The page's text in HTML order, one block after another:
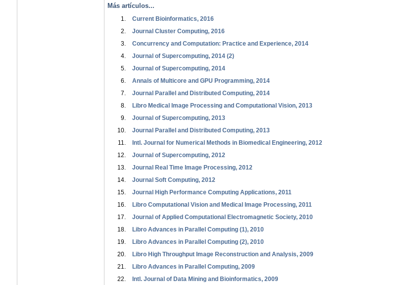
Más artículos...
Current Bioinformatics, 2016
Journal Cluster Computing, 2016
Concurrency and Computation: Practice and Experience, 2014
Journal of Supercomputing, 2014 (2)
Journal of Supercomputing, 2014
Annals of Multicore and GPU Programming, 2014
Journal Parallel and Distributed Computing, 2014
Libro Medical Image Processing and Computational Vision, 2013
Journal of Supercomputing, 2013
Journal Parallel and Distributed Computing, 2013
Intl. Journal for Numerical Methods in Biomedical Engineering, 2012
Journal of Supercomputing, 2012
Journal Real Time Image Processing, 2012
Journal Soft Computing, 2012
Journal High Performance Computing Applications, 2011
Libro Computational Vision and Medical Image Processing, 2011
Journal of Applied Computational Electromagnetic Society, 2010
Libro Advances in Parallel Computing (1), 2010
Libro Advances in Parallel Computing (2), 2010
Libro High Throughput Image Reconstruction and Analysis, 2009
Libro Advances in Parallel Computing, 2009
Intl. Journal of Data Mining and Bioinformatics, 2009